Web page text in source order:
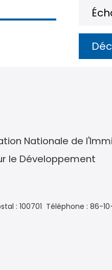
Nationale de
le Développement
: 100701 Téléphone : 86-10-